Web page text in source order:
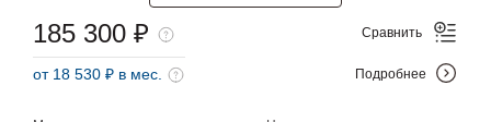
185 300 ₽
от 18 530 ₽ в мес.
Сравнить
Подробнее